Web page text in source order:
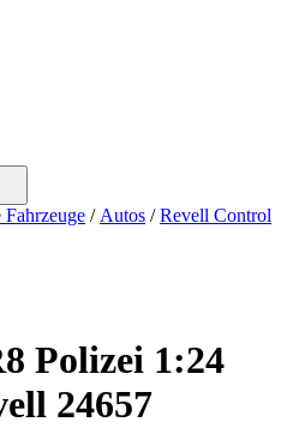
Fahrzeuge / Autos /Revell Control
Polizei 1:24
24657